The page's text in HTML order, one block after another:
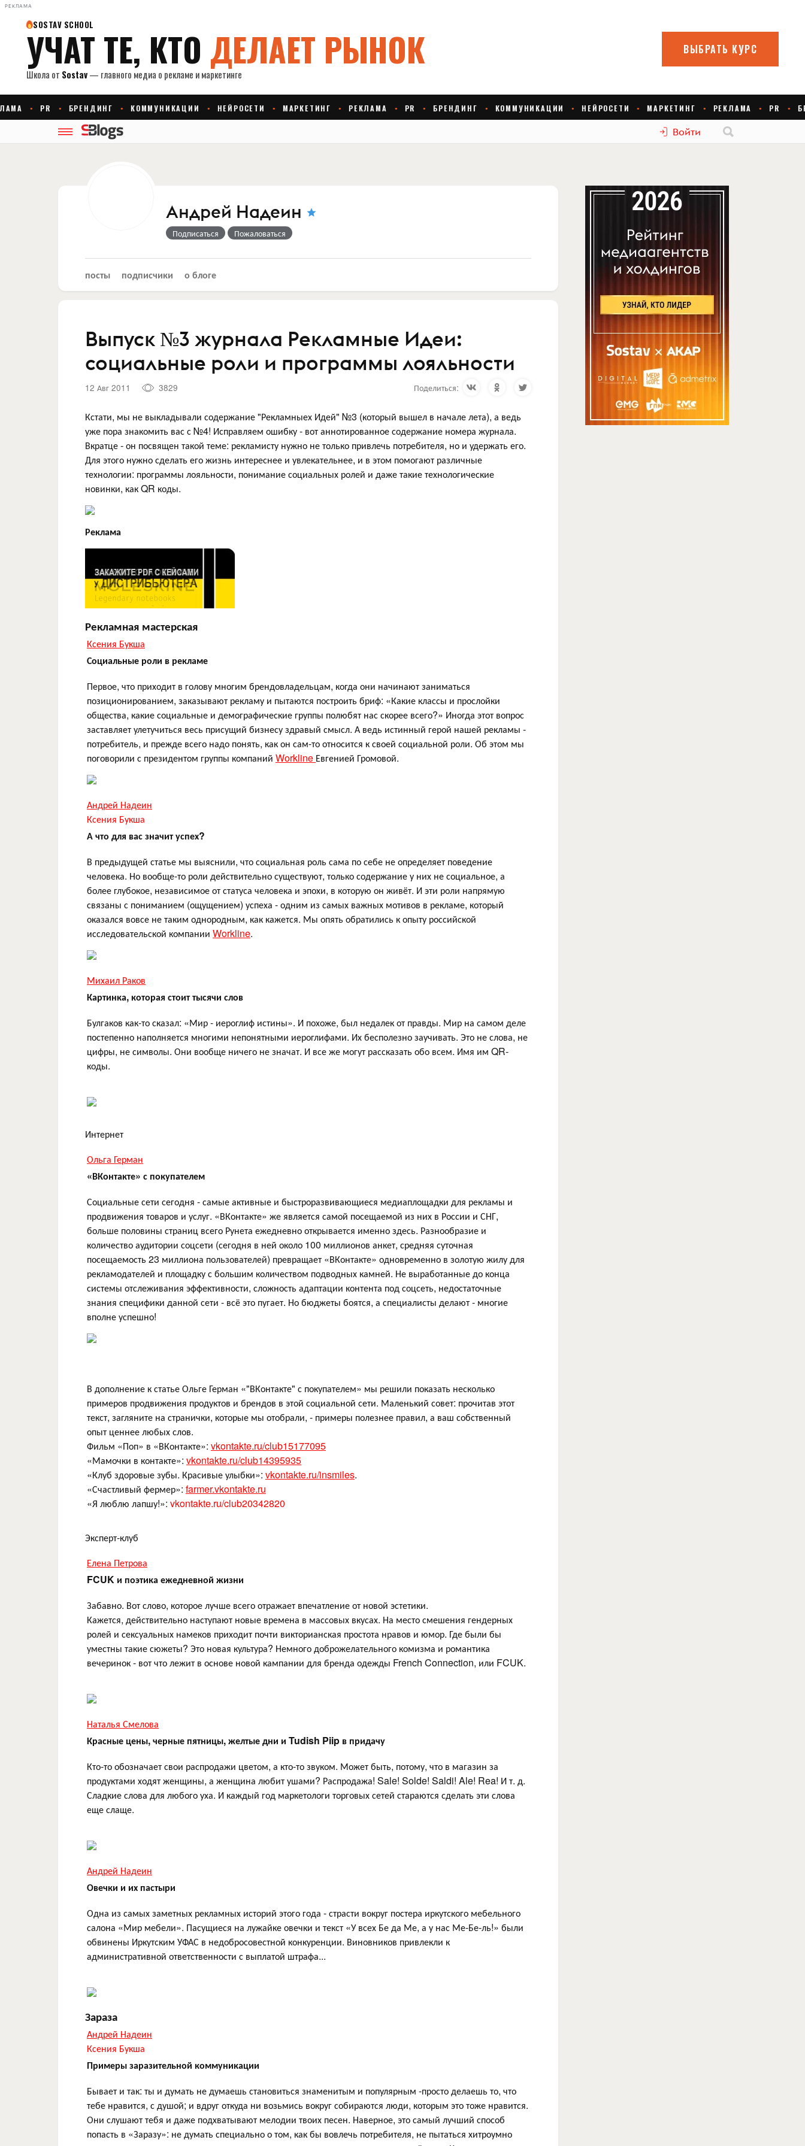
РЕКЛАМА
Войти
Андрей Надеин
Подписаться Пожаловаться
посты подписчики о блоге
Выпуск №3 журнала Рекламные Идеи:
социальные роли и программы лояльности
12 Авг 2011 3829 Поделиться:
Кстати, мы не выкладывали содержание "Рекламныех Идей" №3 (который вышел в начале лета), а ведь
уже пора знакомить вас с №4! Исправляем ошибку - вот аннотированное содержание номера журнала.
Вкратце - он посвящен такой теме: рекламисту нужно не только привлечь потребителя, но и удержать его.
Для этого нужно сделать его жизнь интереснее и увлекательнее, и в этом помогают различные
технологии: программы лояльности, понимание социальных ролей и даже такие технологические
новинки, как QR коды.
Реклама
Рекламная мастерская
Ксения Букша
Социальные роли в рекламе
Первое, что приходит в голову многим брендовладельцам, когда они начинают заниматься
позиционированием, заказывают рекламу и пытаются построить бриф: «Какие классы и прослойки
общества, какие социальные и демографические группы полюбят нас скорее всего?» Иногда этот вопрос
заставляет улетучиться весь присущий бизнесу здравый смысл. А ведь истинный герой нашей рекламы -
потребитель, и прежде всего надо понять, как он сам-то относится к своей социальной роли. Об этом мы
поговорили с президентом группы компаний Workline Евгенией Громовой.
Андрей Надеин
Ксения Букша
А что для вас значит успех?
В предыдущей статье мы выяснили, что социальная роль сама по себе не определяет поведение
человека. Но вообще-то роли действительно существуют, только содержание у них не социальное, а
более глубокое, независимое от статуса человека и эпохи, в которую он живёт. И эти роли напрямую
связаны с пониманием (ощущением) успеха - одним из самых важных мотивов в рекламе, который
оказался вовсе не таким однородным, как кажется. Мы опять обратились к опыту российской
исследовательской компании Workline.
Михаил Раков
Картинка, которая стоит тысячи слов
Булгаков как-то сказал: «Мир - иероглиф истины». И похоже, был недалек от правды. Мир на самом деле
постепенно наполняется многими непонятными иероглифами. Их бесполезно заучивать. Это не слова, не
цифры, не символы. Они вообще ничего не значат. И все же могут рассказать обо всем. Имя им QR-
коды.
Интернет
Ольга Герман
«ВКонтакте» с покупателем
Социальные сети сегодня - самые активные и быстроразвивающиеся медиаплощадки для рекламы и
продвижения товаров и услуг. «ВКонтакте» же является самой посещаемой из них в России и СНГ,
больше половины страниц всего Рунета ежедневно открывается именно здесь. Разнообразие и
количество аудитории соцсети (сегодня в ней около 100 миллионов анкет, средняя суточная
посещаемость 23 миллиона пользователей) превращает «ВКонтакте» одновременно в золотую жилу для
рекламодателей и площадку с большим количеством подводных камней. Не выработанные до конца
системы отслеживания эффективности, сложность адаптации контента под соцсеть, недостаточные
знания специфики данной сети - всё это пугает. Но бюджеты боятся, а специалисты делают - многие
вполне успешно!
В дополнение к статье Ольге Герман «"ВКонтакте" с покупателем» мы решили показать несколько
примеров продвижения продуктов и брендов в этой социальной сети. Маленький совет: прочитав этот
текст, загляните на странички, которые мы отобрали, - примеры полезнее правил, а ваш собственный
опыт ценнее любых слов.
Фильм «Поп» в «ВКонтакте»: vkontakte.ru/club15177095
«Мамочки в контакте»: vkontakte.ru/club14395935
«Клуб здоровые зубы. Красивые улыбки»: vkontakte.ru/insmiles.
«Счастливый фермер»: farmer.vkontakte.ru
«Я люблю лапшу!»: vkontakte.ru/club20342820
Эксперт-клуб
Елена Петрова
FCUK и поэтика ежедневной жизни
Забавно. Вот слово, которое лучше всего отражает впечатление от новой эстетики.
Кажется, действительно наступают новые времена в массовых вкусах. На место смешения гендерных
ролей и сексуальных намеков приходит почти викторианская простота нравов и юмор. Где были бы
уместны такие сюжеты? Это новая культура? Немного доброжелательного комизма и романтика
вечеринок - вот что лежит в основе новой кампании для бренда одежды French Connection, или FCUK.
Наталья Смелова
Красные цены, черные пятницы, желтые дни и Tudish Piip в придачу
Кто-то обозначает свои распродажи цветом, а кто-то звуком. Может быть, потому, что в магазин за
продуктами ходят женщины, а женщина любит ушами? Распродажа! Sale! Solde! Saldi! Ale! Rea! И т. д.
Сладкие слова для любого уха. И каждый год маркетологи торговых сетей стараются сделать эти слова
еще слаще.
Андрей Надеин
Овечки и их пастыри
Одна из самых заметных рекламных историй этого года - страсти вокруг постера иркутского мебельного
салона «Мир мебели». Пасущиеся на лужайке овечки и текст «У всех Бе да Ме, а у нас Ме-Бе-ль!» были
обвинены Иркутским УФАС в недобросовестной конкуренции. Виновников привлекли к
административной ответственности с выплатой штрафа...
Зараза
Андрей Надеин
Ксения Букша
Примеры заразительной коммуникации
Бывает и так: ты и думать не думаешь становиться знаменитым и популярным -просто делаешь то, что
тебе нравится, с душой; и вдруг откуда ни возьмись вокруг собираются люди, которым это тоже нравится.
Они слушают тебя и даже подхватывают мелодии твоих песен. Наверное, это самый лучший способ
попасть в «Заразу»: не думать специально о том, как бы вовлечь потребителя, не пытаться хитроумно